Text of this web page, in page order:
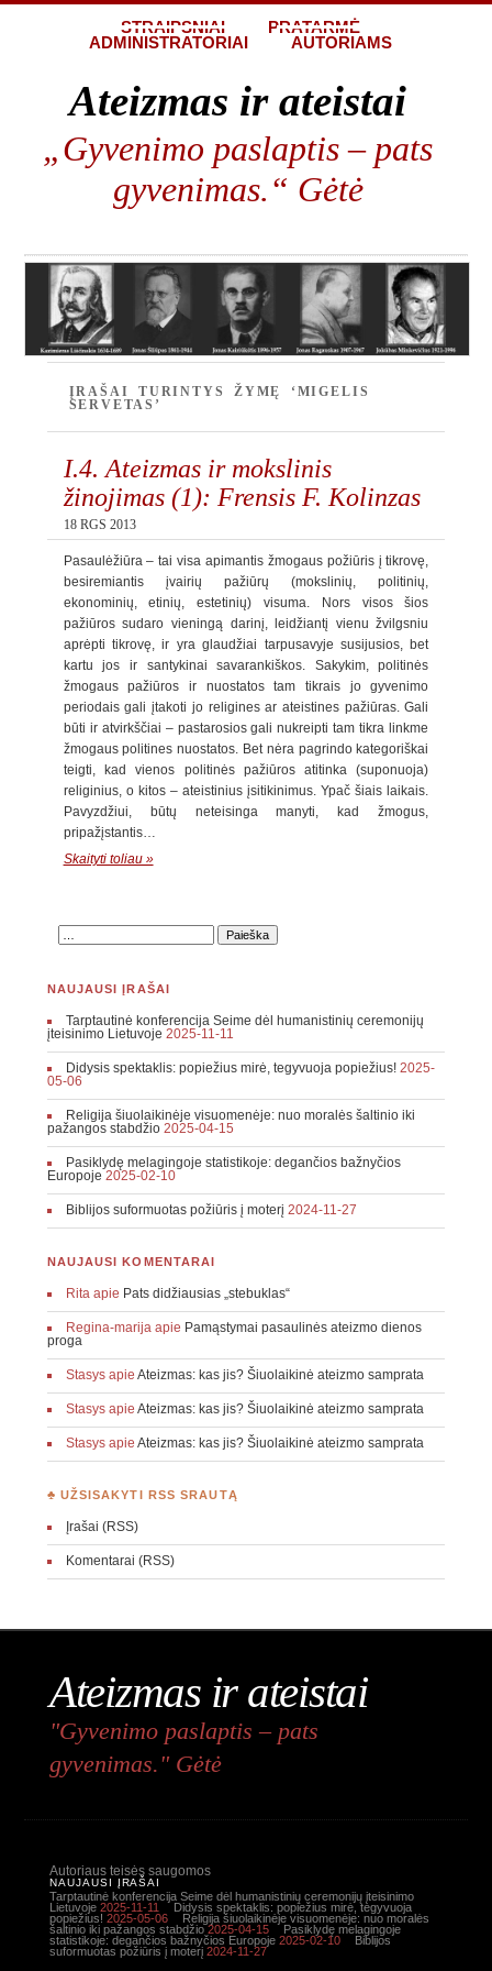
STRAIPSNIAI
PRATARMĖ
ADMINISTRATORIAI
AUTORIAMS
Ateizmas ir ateistai
„Gyvenimo paslaptis – pats
gyvenimas.“ Gėtė
ĮRAŠAI TURINTYS ŽYMĘ ‘MIGELIS
SERVETAS’
I.4. Ateizmas ir mokslinis
žinojimas (1): Frensis F. Kolinzas
18 RGS 2013
Pasaulėžiūra – tai visa apimantis žmogaus požiūris į tikrovę,
besiremiantis įvairių pažiūrų (mokslinių, politinių,
ekonominių, etinių, estetinių) visuma. Nors visos šios
pažiūros sudaro vieningą darinį, leidžiantį vienu žvilgsniu
aprėpti tikrovę, ir yra glaudžiai tarpusavyje susijusios, bet
kartu jos ir santykinai savarankiškos. Sakykim, politinės
žmogaus pažiūros ir nuostatos tam tikrais jo gyvenimo
periodais gali įtakoti jo religines ar ateistines pažiūras. Gali
būti ir atvirkščiai – pastarosios gali nukreipti tam tikra linkme
žmogaus politines nuostatos. Bet nėra pagrindo kategoriškai
teigti, kad vienos politinės pažiūros atitinka (suponuoja)
religinius, o kitos – ateistinius įsitikinimus. Ypač šiais laikais.
Pavyzdžiui, būtų neteisinga manyti, kad žmogus,
pripažįstantis…
Skaityti toliau »
NAUJAUSI ĮRAŠAI
Tarptautinė konferencija Seime dėl humanistinių ceremonijų
įteisinimo Lietuvoje 2025-11-11
Didysis spektaklis: popiežius mirė, tegyvuoja popiežius! 2025-
05-06
Religija šiuolaikinėje visuomenėje: nuo moralės šaltinio iki
pažangos stabdžio 2025-04-15
Pasiklydę melagingoje statistikoje: degančios bažnyčios
Europoje 2025-02-10
Biblijos suformuotas požiūris į moterį 2024-11-27
NAUJAUSI KOMENTARAI
Ritaapie Pats didžiausias „stebuklas“
Regina-marijaapie Pamąstymai pasaulinės ateizmo dienos
proga
Stasysapie Ateizmas: kas jis? Šiuolaikinė ateizmo samprata
Stasysapie Ateizmas: kas jis? Šiuolaikinė ateizmo samprata
Stasysapie Ateizmas: kas jis? Šiuolaikinė ateizmo samprata
♣ UŽSISAKYTI RSS SRAUTĄ
Įrašai (RSS)
Komentarai (RSS)
Ateizmas ir ateistai
"Gyvenimo paslaptis – pats
gyvenimas." Gėtė
Autoriaus teisės saugomos
NAUJAUSI ĮRAŠAI
Tarptautinė konferencija Seime dėl humanistinių ceremonijų įteisinimo
Lietuvoje 2025-11-11
Didysis spektaklis: popiežius mirė, tegyvuoja
popiežius! 2025-05-06
Religija šiuolaikinėje visuomenėje: nuo moralės
šaltinio iki pažangos stabdžio 2025-04-15
Pasiklydę melagingoje
statistikoje: degančios bažnyčios Europoje 2025-02-10
Biblijos
suformuotas požiūris į moterį 2024-11-27